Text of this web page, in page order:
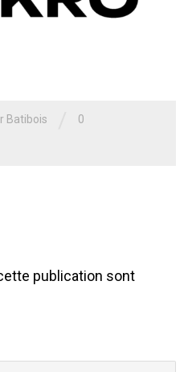
Batibois 0
publication sont